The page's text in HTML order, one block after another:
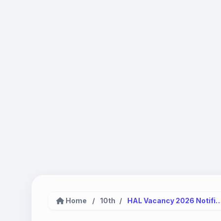
Home / 10th / HAL Vacancy 2026